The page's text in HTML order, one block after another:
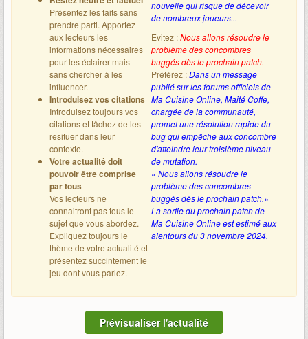
Présentez les faits sans
prendre parti. Apportez
aux lecteurs les
informations nécessaires
pour les éclairer mais
sans chercher à les
influencer.
Introduisez vos citations
Introduisez toujours vos
citations et tâchez de les
resituer dans leur
contexte.
Votre actualité doit
pouvoir être comprise
par tous
Vos lecteurs ne
connaitront pas tous le
sujet que vous abordez.
Expliquez toujours le
thème de votre actualité et
présentez succintement le
jeu dont vous parlez.
nouvelle qui risque de décevoir
de nombreux joueurs...
Evitez :Nous allons résoudre le
problème des concombres
buggés dès le prochain patch.
Préférez :Dans un message
publié sur les forums officiels de
Ma Cuisine Online, Maité Coffe,
chargée de la communauté,
promet une résolution rapide du
bug qui empêche aux concombre
d'atteindre leur troisième niveau
de mutation.
« Nous allons résoudre le
problème des concombres
buggés dès le prochain patch.»
La sortie du prochain patch de
Ma Cuisine Online est estimé aux
alentours du 3 novembre 2024.